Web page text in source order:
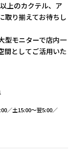
上のカクテル、ア
取り揃えてお待ちし
型モニターで店内一
間としてご活用いた
／土15:00～翌5:00／